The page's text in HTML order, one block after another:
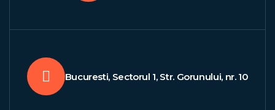
Bucuresti, Sectorul 1, Str. Gorunului, nr. 10